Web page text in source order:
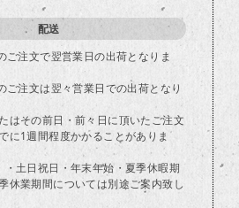
配送
ご注文で翌営業日の出荷となりま
ご注文は翌々営業日での出荷となり
はその前日・前々日に頂いたご注文
に1週間程度かかることがありま
土日祝日・年末年始・夏季休暇期
休業期間については別途ご案内致し